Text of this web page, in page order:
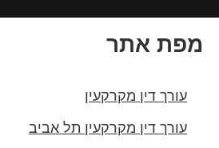
אתר
עורך דין מקרקעין
עורך דין מקרקעין תל אביב